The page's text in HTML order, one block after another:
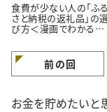
食費が少ない人の「ふる
さと納税の返礼品」の
び方＜漫画でわかるお
前の回
お金を貯めたいと